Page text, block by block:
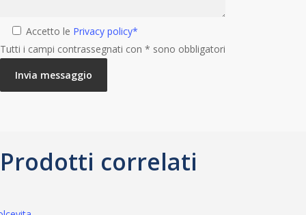
Accetto le Privacy policy*
Tutti i campi contrassegnati con * sono obbligatori
Prodotti correlati